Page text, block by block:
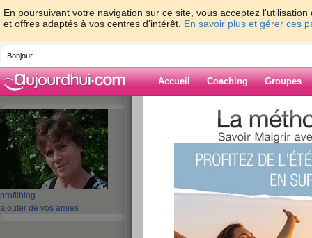
En poursuivant votre navigation sur ce site, vous acceptez
et offres adaptés à vos centres d'intérêt. En savoir plus et gérer ces
Bonjour !
Accueil Coaching Groupes
profil blog
ajouter de vos amies
> > couture
Blog de
couture (dernière